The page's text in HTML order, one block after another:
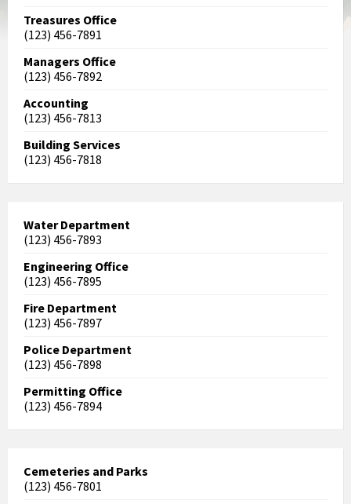
Treasures Office
(123) 456-7891
Managers Office
(123) 456-7892
Accounting
(123) 456-7813
Building Services
(123) 456-7818
Water Department
(123) 456-7893
Engineering Office
(123) 456-7895
Fire Department
(123) 456-7897
Police Department
(123) 456-7898
Permitting Office
(123) 456-7894
Cemeteries and Parks
(123) 456-7801